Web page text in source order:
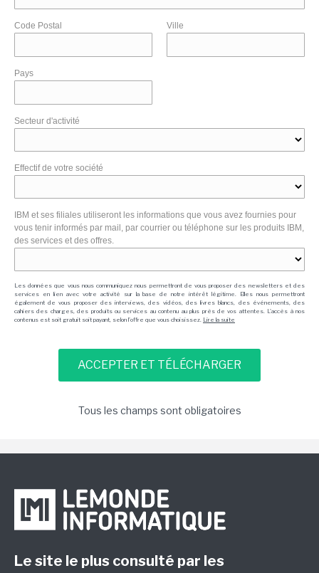
Code Postal Ville
Pays
Secteur d'activité
Effectif de votre société
IBM et ses filiales utiliseront les informations que vous avez fournies pour
vous tenir informés par mail, par courrier ou téléphone sur les produits IBM,
des services et des offres.
Les données que vous nous communiquez nous permettront de vous proposer des newsletters et des
services en lien avec votre activité sur la base de notre intérêt légitime. Elles nous permettront
également de vous proposer des interviews, des vidéos, des livres blancs, des événements, des
cahiers des charges, des produits ou services au contenu au plus près de vos attentes. L'accès à nos
contenus est soit gratuit soit payant, selon l'offre que vous choisissez. Lire la suite
Tous les champs sont obligatoires
Le site le plus consulté par les